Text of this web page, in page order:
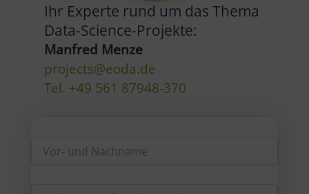
Ihr Experte rund um das Thema
Data-Science-Projekte:
Manfred Menze
projects@eoda.de
Tel. +49 561 87948-370